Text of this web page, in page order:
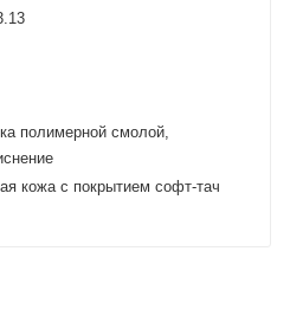
полимерной смолой,
кожа с покрытием софт-тач